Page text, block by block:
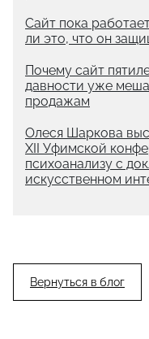
Сайт пока
ли это, что он
Почему сайт
давности уже
продажам
Олеся Шаркова
XII Уфимской
психоанализу с
искусственном
Вернуться в блог